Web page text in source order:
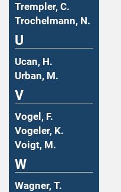
Trempler, C.
Trochelmann, N.
U
Ucan, H.
Urban, M.
V
Vogel, F.
Vogeler, K.
Voigt, M.
W
Wagner, T.